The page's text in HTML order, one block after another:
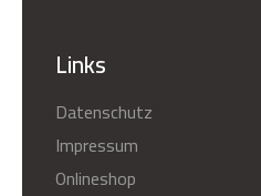
Links
Datenschutz
Impressum
Onlineshop